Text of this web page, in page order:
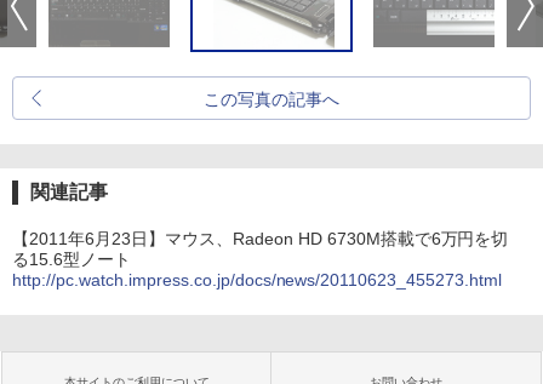
この写真の記事へ
関連記事
【2011年6月23日】マウス、Radeon HD 6730M搭載で6万円を切
る15.6型ノート
http://pc.watch.impress.co.jp/docs/news/20110623_455273.html